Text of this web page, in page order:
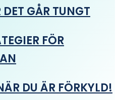
GÅR TUNGT
FÖR
DU ÄR FÖRKYLD!